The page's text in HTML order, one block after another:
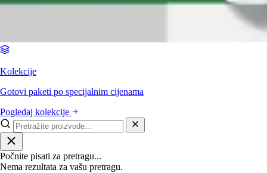
Kolekcije
Gotovi paketi po specijalnim cijenama
Pogledaj kolekcije
Počnite pisati za pretragu...
Nema rezultata za vašu pretragu.